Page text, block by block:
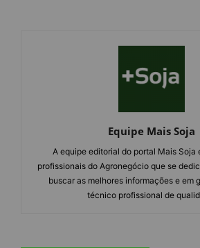
Equipe Mais Soja
A equipe editorial do portal Mais Soja
profissionais do Agronegócio que se
buscar as melhores informações e em
técnico profissional de